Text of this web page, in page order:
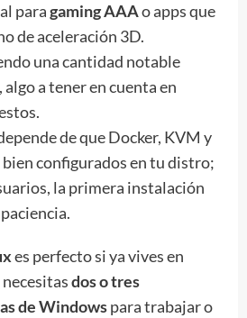
paragaming AAAo apps que
de aceleración 3D.
una cantidad notable
, algo a tener en cuenta en
de que Docker, KVM y
bien configurados en tu distro;
la primera instalación
es perfecto si ya vives en
dos o tres
de Windowspara trabajar o